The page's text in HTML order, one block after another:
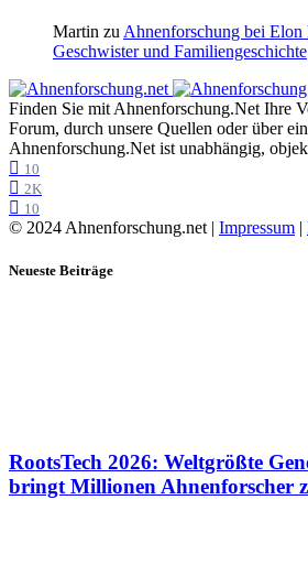
Martin zu Ahnenforschung bei Elon
Geschwister und Familiengeschichte
Finden Sie mit Ahnenforschung.Net Ihre
Forum, durch unsere Quellen oder über
Ahnenforschung.Net ist unabhängig,
10
2K
10
© 2024 Ahnenforschung.net | Impressum |
Neueste Beiträge
RootsTech 2026: Weltgrößte
bringt Millionen Ahnenforscher